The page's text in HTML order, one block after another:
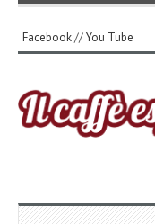
Facebook//You Tube